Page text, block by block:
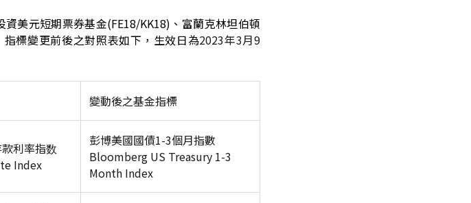
資美元短期票券基金(FE18/KK18)、富蘭克林坦伯頓
標變更前後之對照表如下，生效日為2023年3月9
變動後之基金指標
利率指数
Index
彭博美國國債1-3個月指數
Bloomberg US Treasury 1-3
Month Index